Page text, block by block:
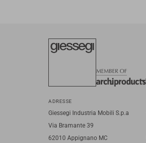
ADRESSE
Giessegi Industria Mobili S.p.a
Via Bramante 39
62010 Appignano MC